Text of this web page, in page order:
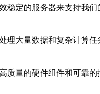
定的服务器来支持我
大量数据和复杂计算
量的硬件组件和可靠